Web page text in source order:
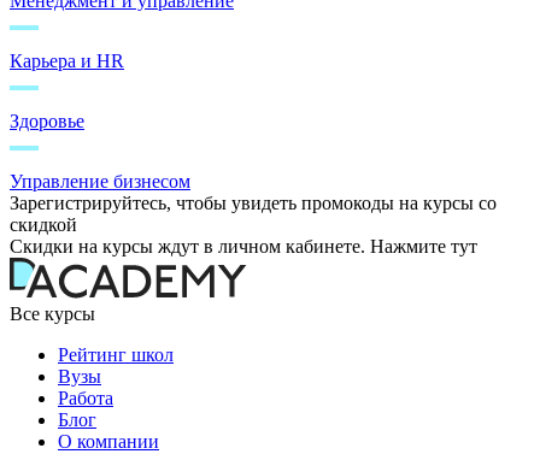
Карьера и HR
Здоровье
Управление бизнесом
Зарегистрируйтесь, чтобы увидеть промокоды на курсы со
скидкой
Скидки на курсы ждут в личном кабинете. Нажмите тут
Все курсы
Рейтинг школ
Вузы
Работа
Блог
О компании